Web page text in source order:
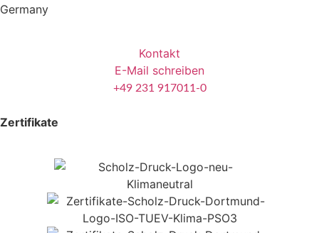
Germany
Kontakt
E-Mail schreiben
+49 231 917011-0
Zertifikate